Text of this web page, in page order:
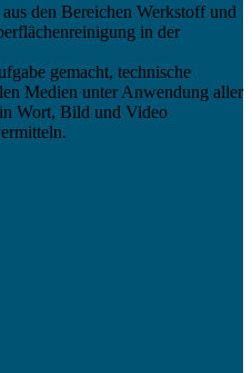
den Bereichen Werkstoff und
in der
gemacht, technische
Medien unter Anwendung aller
Wort, Bild und Video